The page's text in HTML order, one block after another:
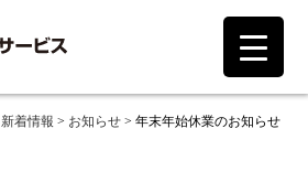
新着情報 > お知らせ> 年末年始休業のお知らせ